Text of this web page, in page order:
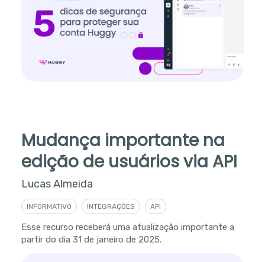
Mudança importante na
edição de usuários via API
Lucas Almeida
INFORMATIVO INTEGRAÇÕES API
Esse recurso receberá uma atualização importante a
partir do dia 31 de janeiro de 2025.